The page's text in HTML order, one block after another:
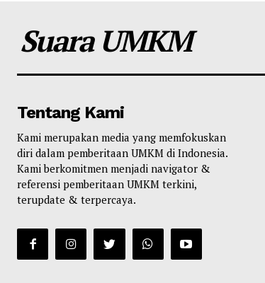
Suara UMKM
Tentang Kami
Kami merupakan media yang memfokuskan
diri dalam pemberitaan UMKM di Indonesia.
Kami berkomitmen menjadi navigator &
referensi pemberitaan UMKM terkini,
terupdate & terpercaya.